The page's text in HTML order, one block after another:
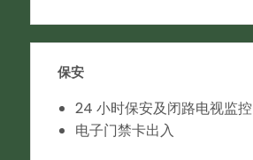
保安
24 小时保安及闭路电视监控
电子门禁卡出入